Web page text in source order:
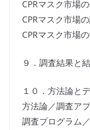
CPRマスク市場
CPRマスク市場
CPRマスク市場
９．調査結果と
１０．方法論と
方法論／調査ア
調査プログラム